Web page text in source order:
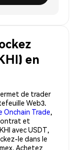
en
de trader
Web3.
Trade,
et
avec USDT,
le dans le
Achetez